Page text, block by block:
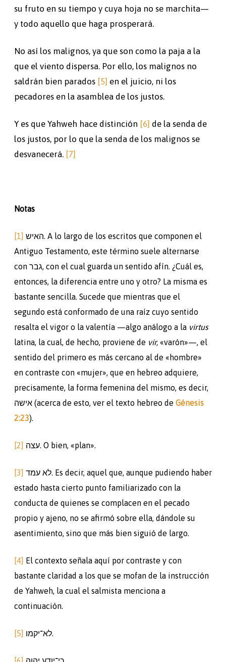
su fruto en su tiempo y cuya hoja no se marchita—
y todo aquello que haga prosperará.
No así los malignos, ya que son como la paja a la
que el viento dispersa. Por ello, los malignos no
saldrán bien parados [5] en el juicio, ni los
pecadores en la asamblea de los justos.
Y es que Yahweh hace distinción [6] de la senda de
los justos, por lo que la senda de los malignos se
desvanecerá. [7]
Notas
[1]
Antiguo Testamento, este término suele alternarse
con גבר, con el cual guarda un sentido afín. ¿Cuál es,
entonces, la diferencia entre uno y otro? La misma es
bastante sencilla. Sucede que mientras que el
segundo está conformado de una raíz cuyo sentido
resalta el vigor o la valentía —algo análogo a la virtus
latina, la cual, de hecho, proviene de vir, «varón»—, el
sentido del primero es más cercano al de «hombre»
en contraste con «mujer», que en hebreo adquiere,
precisamente, la forma femenina del mismo, es decir,
אישה (acerca de esto, ver el texto hebreo de Génesis
2:23).
[2] עצה. O bien, «plan».
[3]
estado hasta cierto punto familiarizado con la
conducta de quienes se complacen en el pecado
propio y ajeno, no se afirmó sobre ella, dándole su
asentimiento, sino que más bien siguió de largo.
[4] El contexto señala aquí por contraste y con
bastante claridad a los que se mofan de la instrucción
de Yahweh, la cual el salmista menciona a
continuación.
[5] לא־יקמו.